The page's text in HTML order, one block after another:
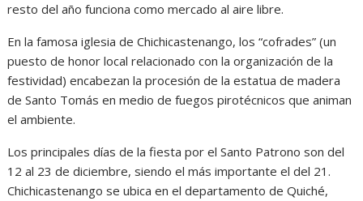
resto del año funciona como mercado al aire libre.
En la famosa iglesia de Chichicastenango, los “cofrades” (un
puesto de honor local relacionado con la organización de la
festividad) encabezan la procesión de la estatua de madera
de Santo Tomás en medio de fuegos pirotécnicos que animan
el ambiente.
Los principales días de la fiesta por el Santo Patrono son del
12 al 23 de diciembre, siendo el más importante el del 21.
Chichicastenango se ubica en el departamento de Quiché,